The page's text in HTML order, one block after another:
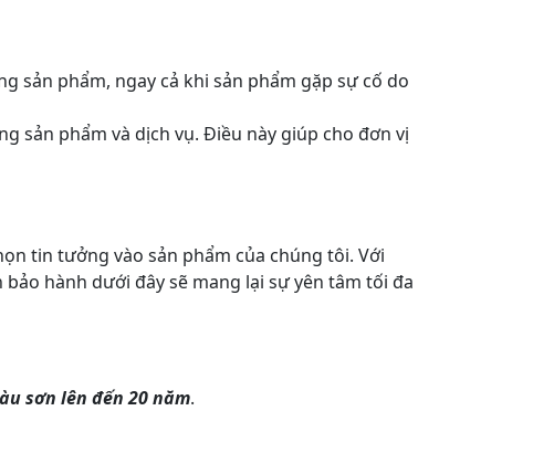
sản phẩm, ngay cả khi sản phẩm gặp sự cố do
sản phẩm và dịch vụ. Điều này giúp cho đơn vị
tin tưởng vào sản phẩm của chúng tôi. Với
hành dưới đây sẽ mang lại sự yên tâm tối đa
sơn lên đến 20 năm.